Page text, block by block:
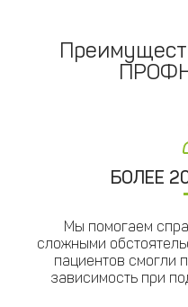
БОЛЕЕ
Мы помогаем
сложными
пациентов смогли
зависимость при